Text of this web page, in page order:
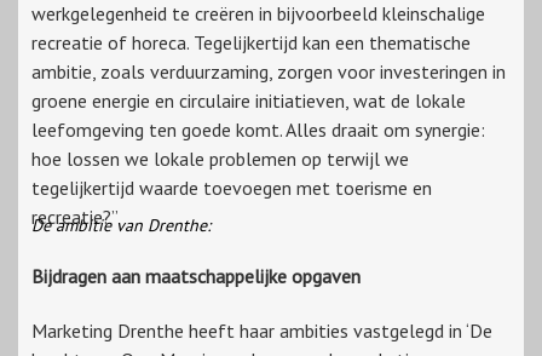
werkgelegenheid te creëren in bijvoorbeeld kleinschalige
recreatie of horeca. Tegelijkertijd kan een thematische
ambitie, zoals verduurzaming, zorgen voor investeringen in
groene energie en circulaire initiatieven, wat de lokale
leefomgeving ten goede komt. Alles draait om synergie:
hoe lossen we lokale problemen op terwijl we
tegelijkertijd waarde toevoegen met toerisme en
recreatie?”
De ambitie van Drenthe:
Bijdragen aan maatschappelijke opgaven
Marketing Drenthe heeft haar ambities vastgelegd in ‘De